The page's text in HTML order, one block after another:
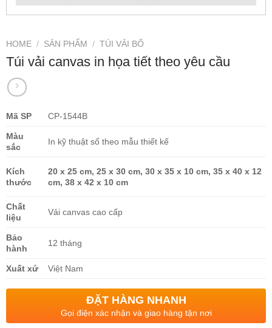
HOME / SẢN PHẨM / TÚI VẢI BỐ
Túi vải canvas in họa tiết theo yêu cầu
Mã SP CP-1544B
Màu
sắc
In kỹ thuật số theo mẫu thiết kế
Kích
thước
20 x 25 cm,25 x 30 cm,30 x 35 x 10 cm,35 x 40 x 12
cm,38 x 42 x 10 cm
Chất
liệu
Vải canvas cao cấp
Bảo
hành
12 tháng
Xuất xứ Việt Nam
ĐẶT HÀNG NHANH
Gọi điện xác nhận và giao hàng tận nơi